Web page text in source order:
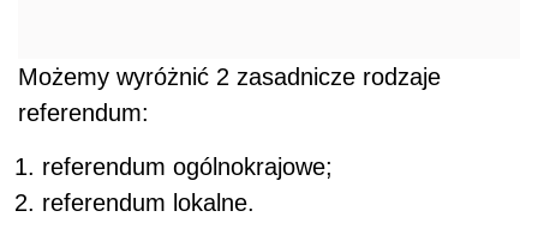
Możemy wyróżnić 2 zasadnicze rodzaje
referendum:
referendum ogólnokrajowe;
referendum lokalne.